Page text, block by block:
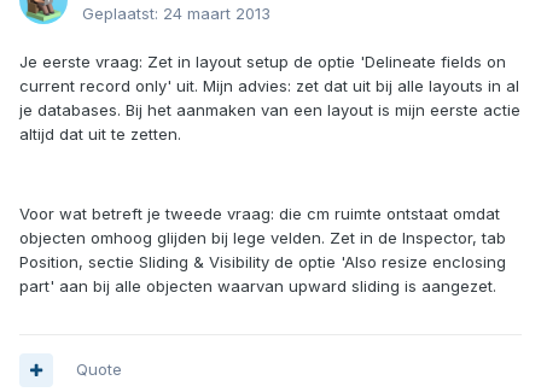
Geplaatst: 24 maart 2013
Je eerste vraag: Zet in layout setup de optie 'Delineate fields on
current record only' uit. Mijn advies: zet dat uit bij alle layouts in al
je databases. Bij het aanmaken van een layout is mijn eerste actie
altijd dat uit te zetten.
Voor wat betreft je tweede vraag: die cm ruimte ontstaat omdat
objecten omhoog glijden bij lege velden. Zet in de Inspector, tab
Position, sectie Sliding & Visibility de optie 'Also resize enclosing
part' aan bij alle objecten waarvan upward sliding is aangezet.
Quote